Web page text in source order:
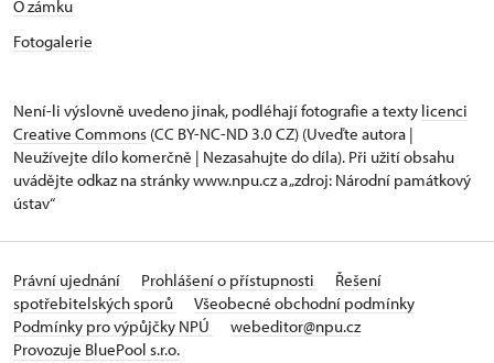
O zámku
Fotogalerie
Není-li výslovně uvedeno jinak, podléhají fotografie a texty licenci
Creative Commons (CC BY-NC-ND 3.0 CZ) (Uveďte autora |
Neužívejte dílo komerčně | Nezasahujte do díla). Při užití obsahu
uvádějte odkaz na stránky www.npu.cz a „zdroj: Národní památkový
ústav“
Právní ujednání Prohlášení o přístupnosti
Řešení
spotřebitelských sporů
Všeobecné obchodní podmínky
Podmínky pro výpůjčky NPÚ
webeditor@npu.cz
Provozuje BluePool s.r.o.